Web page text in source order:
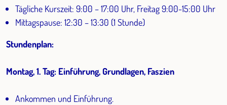
Tägliche Kurszeit: 9:00 – 17:00 Uhr, Freitag 9:00-15:00 Uhr
Mittagspause: 12:30 – 13:30 (1 Stunde)
Stundenplan:
Montag, 1. Tag: Einführung, Grundlagen, Faszien
Ankommen und Einführung.